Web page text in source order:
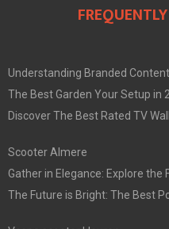
Understanding Branded
The Best Garden Your Setup in
Discover The Best Rated TV
Scooter Almere
Gather in Elegance: Explore the
The Future is Bright: The Best